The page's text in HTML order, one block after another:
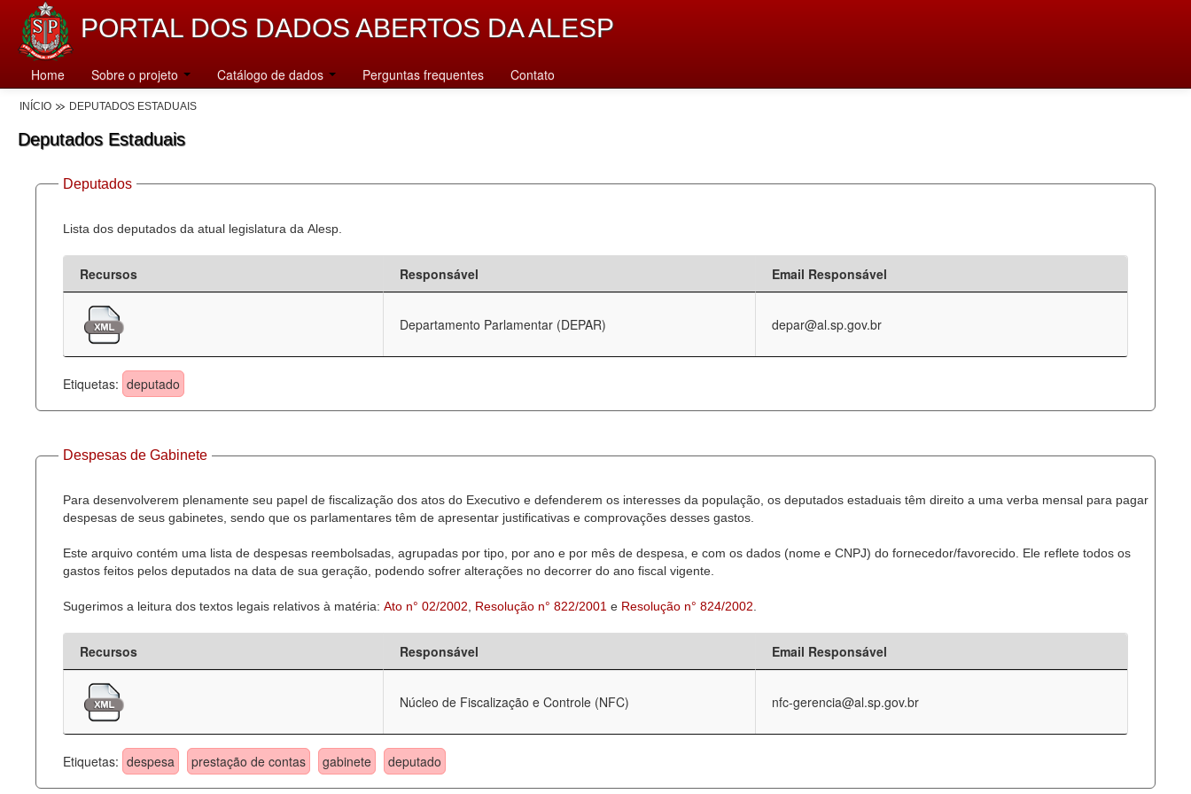
PORTAL DOS DADOS ABERTOS DA ALESP
Home Sobre o projeto Catálogo de dados Perguntas frequentes Contato
INÍCIO DEPUTADOS ESTADUAIS
Deputados Estaduais
Deputados
Lista dos deputados da atual legislatura da Alesp.
Recursos Responsável Email Responsável
Departamento Parlamentar (DEPAR) depar@al.sp.gov.br
Etiquetas: deputado
Despesas de Gabinete
Para desenvolverem plenamente seu papel de fiscalização dos atos do Executivo e defenderem os interesses da população, os deputados estaduais têm direito a uma verba mensal para pagar
despesas de seus gabinetes, sendo que os parlamentares têm de apresentar justificativas e comprovações desses gastos.
Este arquivo contém uma lista de despesas reembolsadas, agrupadas por tipo, por ano e por mês de despesa, e com os dados (nome e CNPJ) do fornecedor/favorecido. Ele reflete todos os
gastos feitos pelos deputados na data de sua geração, podendo sofrer alterações no decorrer do ano fiscal vigente.
Sugerimos a leitura dos textos legais relativos à matéria: Ato n° 02/2002 Resolução n° 822/2001 e Resolução n° 824/2002
Recursos Responsável Email Responsável
Núcleo de Fiscalização e Controle (NFC) nfc-gerencia@al.sp.gov.br
Etiquetas: despesa prestação de contas gabinete deputado